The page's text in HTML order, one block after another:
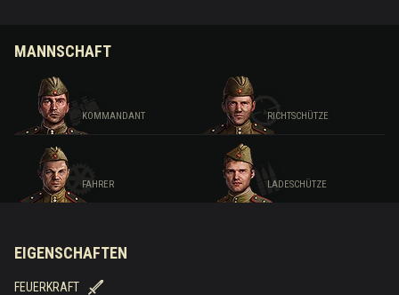
MANNSCHAFT
KOMMANDANT RICHTSCHÜTZE
FAHRER LADESCHÜTZE
EIGENSCHAFTEN
FEUERKRAFT